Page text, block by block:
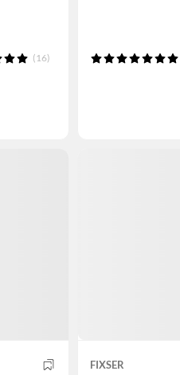
(16)
FIXSER